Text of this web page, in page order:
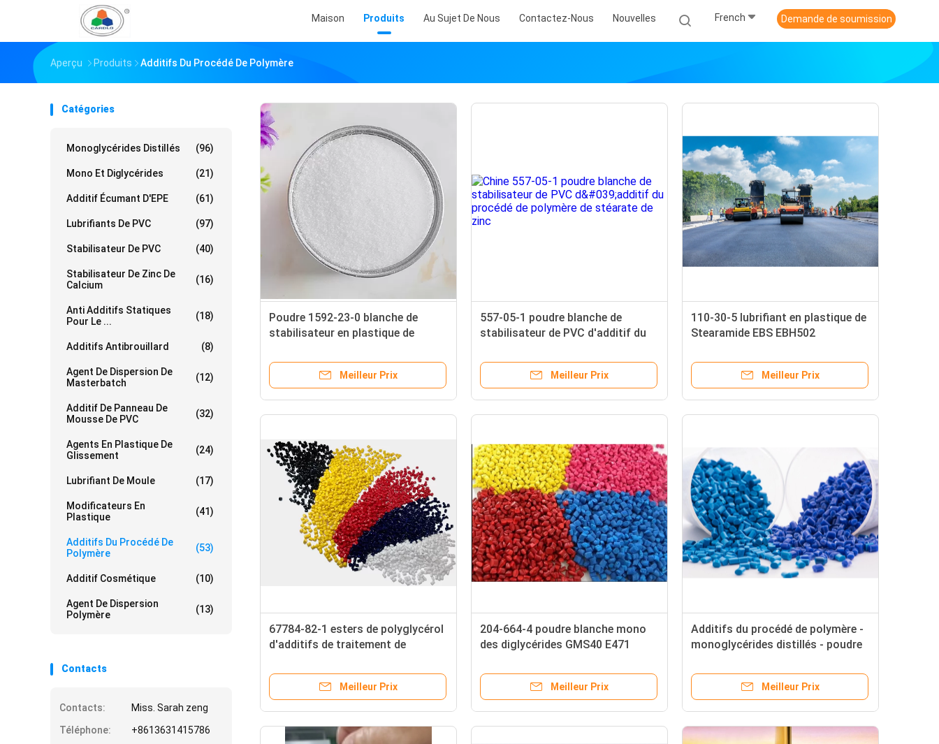
Maison Produits Au Sujet De Nous Contactez-Nous Nouvelles French Demande de soumission
Aperçu Produits Additifs Du Procédé De Polymère
Catégories
Monoglycérides Distillés (96)
Mono Et Diglycérides (21)
Additif Écumant D'EPE (61)
Lubrifiants De PVC (97)
Stabilisateur De PVC (40)
Stabilisateur De Zinc De
Calcium
(16)
Anti Additifs Statiques
Pour Le ...
(18)
Additifs Antibrouillard (8)
Agent De Dispersion De
Masterbatch
(12)
Additif De Panneau De
Mousse De PVC
(32)
Agents En Plastique De
Glissement
(24)
Lubrifiant De Moule (17)
Modificateurs En
Plastique
(41)
Additifs Du Procédé De
Polymère
(53)
Additif Cosmétique (10)
Agent De Dispersion
Polymère
(13)
Contacts
Contacts:
Miss. Sarah zeng
Téléphone:
+8613631415786
Poudre 1592-23-0 blanche de
stabilisateur en plastique de
procédé de polymère
Meilleur Prix
557-05-1 poudre blanche de
stabilisateur de PVC d'additif du
de zinc
Meilleur Prix
110-30-5 lubrifiant en plastique de
Stearamide EBS EBH502
procédé de polymère
Meilleur Prix
67784-82-1 esters de polyglycérol
d'additifs de traitement de
E475
Meilleur Prix
204-664-4 poudre blanche mono
des diglycérides GMS40 E471
Meilleur Prix
Additifs du procédé de polymère -
monoglycérides distillés - poudre
Meilleur Prix